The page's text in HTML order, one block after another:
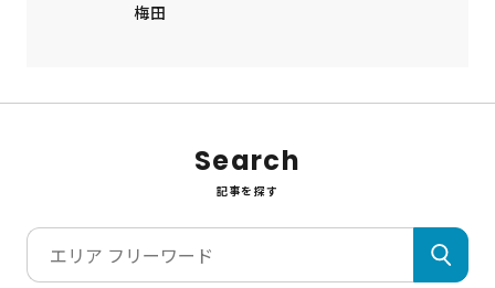
梅田
Search
記事を探す